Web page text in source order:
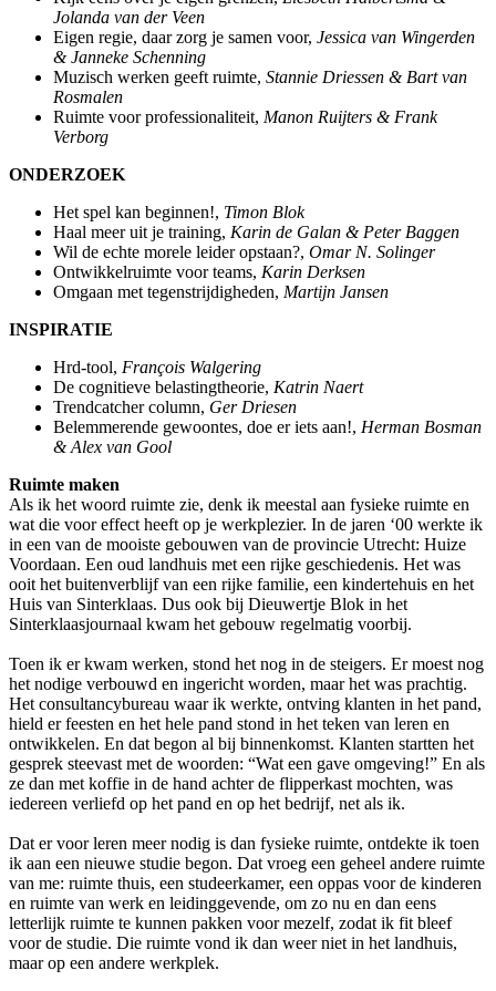
Jolanda van der Veen
Eigen regie, daar zorg je samen voor, Jessica van Wingerden
& Janneke Schenning
Muzisch werken geeft ruimte, Stannie Driessen & Bart van
Rosmalen
Ruimte voor professionaliteit, Manon Ruijters & Frank
Verborg
ONDERZOEK
Het spel kan beginnen!, Timon Blok
Haal meer uit je training, Karin de Galan & Peter Baggen
Wil de echte morele leider opstaan?, Omar N. Solinger
Ontwikkelruimte voor teams, Karin Derksen
Omgaan met tegenstrijdigheden, Martijn Jansen
INSPIRATIE
Hrd-tool, François Walgering
De cognitieve belastingtheorie, Katrin Naert
Trendcatcher column, Ger Driesen
Belemmerende gewoontes, doe er iets aan!, Herman Bosman
& Alex van Gool
Ruimte maken
Als ik het woord ruimte zie, denk ik meestal aan fysieke ruimte en
wat die voor effect heeft op je werkplezier. In de jaren ‘00 werkte ik
in een van de mooiste gebouwen van de provincie Utrecht: Huize
Voordaan. Een oud landhuis met een rijke geschiedenis. Het was
ooit het buitenverblijf van een rijke familie, een kindertehuis en het
Huis van Sinterklaas. Dus ook bij Dieuwertje Blok in het
Sinterklaasjournaal kwam het gebouw regelmatig voorbij.
Toen ik er kwam werken, stond het nog in de steigers. Er moest nog
het nodige verbouwd en ingericht worden, maar het was prachtig.
Het consultancybureau waar ik werkte, ontving klanten in het pand,
hield er feesten en het hele pand stond in het teken van leren en
ontwikkelen. En dat begon al bij binnenkomst. Klanten startten het
gesprek steevast met de woorden: “Wat een gave omgeving!” En als
ze dan met koffie in de hand achter de flipperkast mochten, was
iedereen verliefd op het pand en op het bedrijf, net als ik.
Dat er voor leren meer nodig is dan fysieke ruimte, ontdekte ik toen
ik aan een nieuwe studie begon. Dat vroeg een geheel andere ruimte
van me: ruimte thuis, een studeerkamer, een oppas voor de kinderen
en ruimte van werk en leidinggevende, om zo nu en dan eens
letterlijk ruimte te kunnen pakken voor mezelf, zodat ik fit bleef
voor de studie. Die ruimte vond ik dan weer niet in het landhuis,
maar op een andere werkplek.